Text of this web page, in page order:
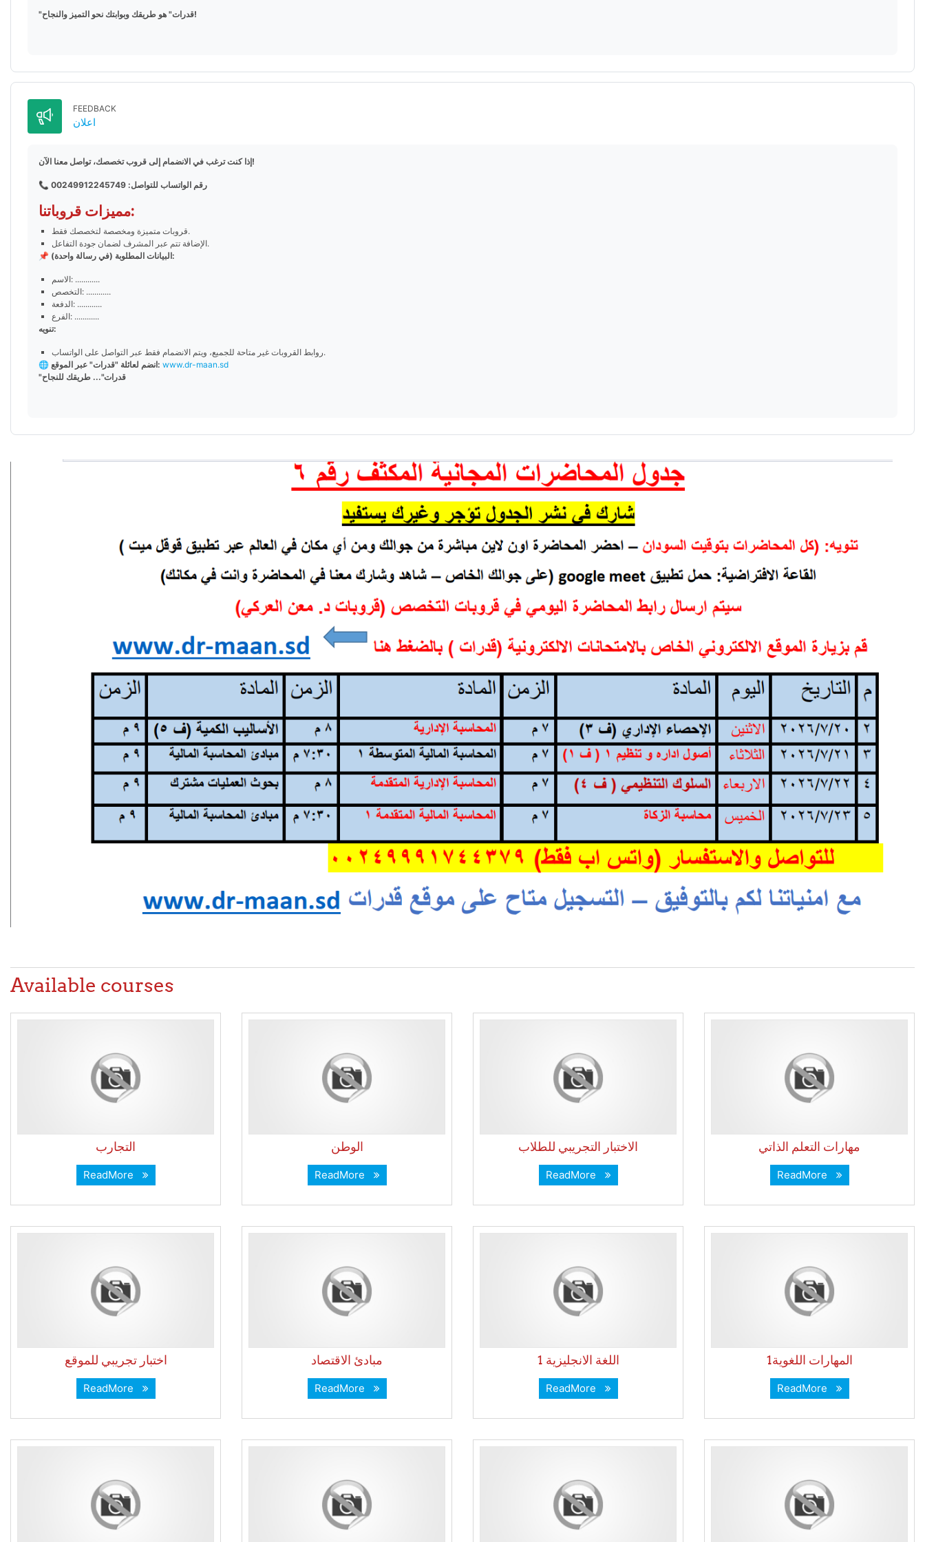
"قدرات" هو طريقك وبوابتك نحو التميز والنجاح!
FEEDBACK
اعلان
إذا كنت ترغب في الانضمام إلى قروب تخصصك، تواصل معنا الآن!
📞 رقم الواتساب للتواصل: 00249912245749
مميزات قروباتنا:
قروبات متميزة ومخصصة لتخصصك فقط.
الإضافة تتم عبر المشرف لضمان جودة التفاعل.
📌 البيانات المطلوبة (في رسالة واحدة):
الاسم: ............
التخصص: ............
الدفعة: ............
الفرع: ............
تنويه:
روابط القروبات غير متاحة للجميع، ويتم الانضمام فقط عبر التواصل على الواتساب.
🌐 انضم لعائلة "قدرات" عبر الموقع: www.dr-maan.sd
"قدرات"... طريقك للنجاح
Available courses
التجارب
ReadMore
الوطن
ReadMore
الاختبار التجريبي للطلاب
ReadMore
مهارات التعلم الذاتي
ReadMore
اختبار تجريبي للموقع
ReadMore
مبادئ الاقتصاد
ReadMore
اللغة الانجليزية 1
ReadMore
المهارات اللغوية1
ReadMore